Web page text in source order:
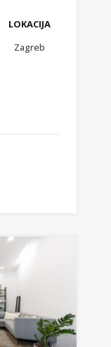
LOKACIJA
Zagreb